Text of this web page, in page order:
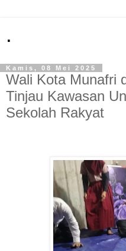
.
Kamis, 08 Mei 2025
Wali Kota Munafri
Tinjau Kawasan
Sekolah Rakyat